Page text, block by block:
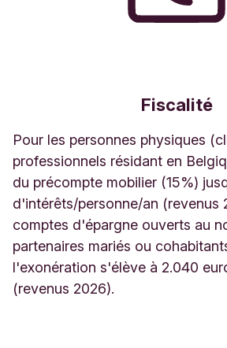
Fiscalité
Pour les personnes physiques
professionnels résidant en
du précompte mobilier (15%)
d'intérêts/personne/an (revenus
comptes d'épargne ouverts au
partenaires mariés ou
l'exonération s'élève à 2.040
(revenus 2026).